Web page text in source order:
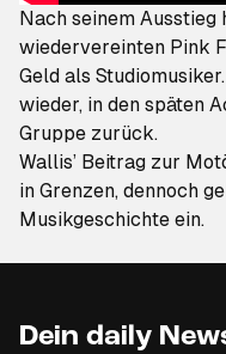
Nach seinem
wiedervereinten Pink
Geld als
wieder, in den späten
Gruppe zurück.
Wallis’ Beitrag zur
in Grenzen, dennoch
Musikgeschichte ein.
Dein daily